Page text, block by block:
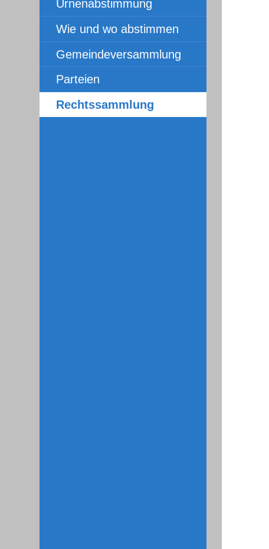
Urnenabstimmung
Wie und wo abstimmen
Gemeindeversammlung
Parteien
Rechtssammlung